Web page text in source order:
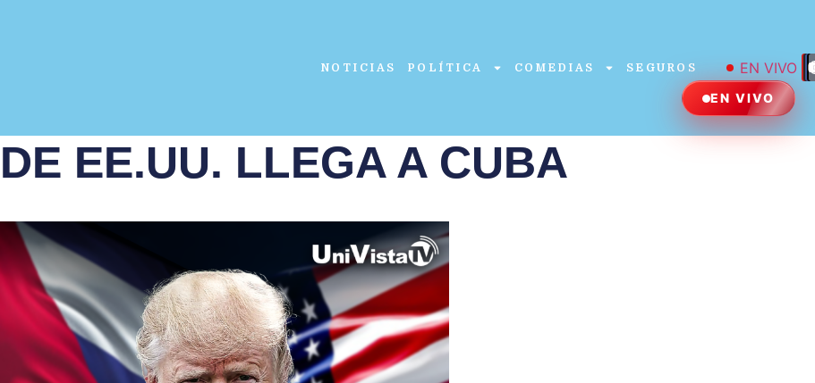
NOTICIAS POLÍTICA COMEDIAS SEGUROS EN VIVO
EE.UU. LLEGA A CUBA
EN VIVO